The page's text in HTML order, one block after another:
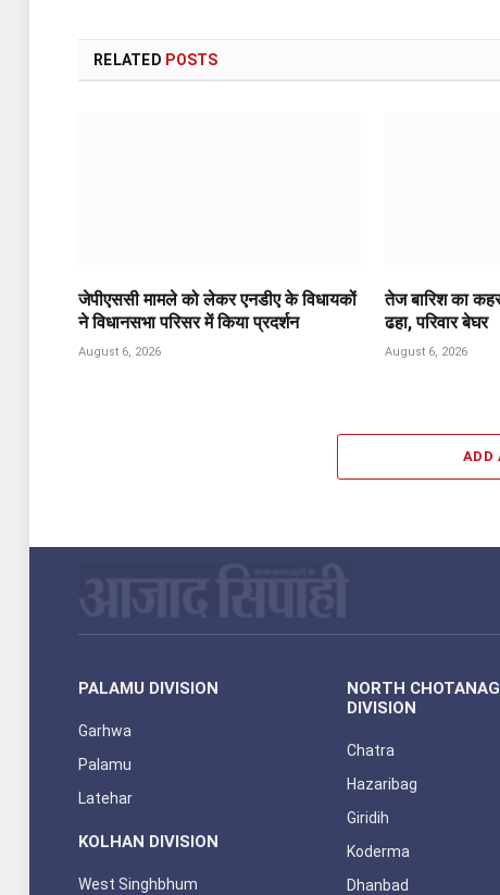
RELATED POSTS
जेपीएससी मामले को लेकर एनडीए के विधायकों
ने विधानसभा परिसर में किया प्रदर्शन
August 6, 2026
तेज बारिश का
ढहा, परिवार बेघर
August 6, 2026
ADD
PALAMU DIVISION
Garhwa
Palamu
Latehar
KOLHAN DIVISION
West Singhbhum
NORTH
DIVISION
Chatra
Hazaribag
Giridih
Koderma
Dhanbad